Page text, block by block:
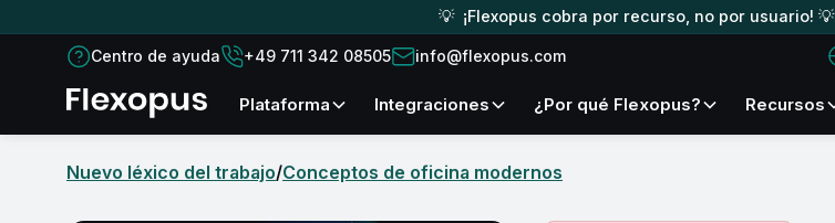
💡 ¡Flexopus cobra por recurso, no por usuario! 💡
Centro de ayuda +49 711 342 08505 info@flexopus.com
plataforma Integraciones ¿Por qué Flexopus? Recursos
Nuevo léxico del trabajo/Conceptos de oficina modernos